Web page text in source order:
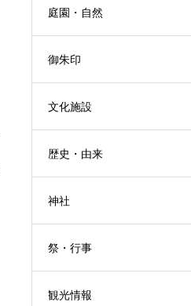
庭園・自然
御朱印
文化施設
歴史・由来
神社
祭・行事
観光情報